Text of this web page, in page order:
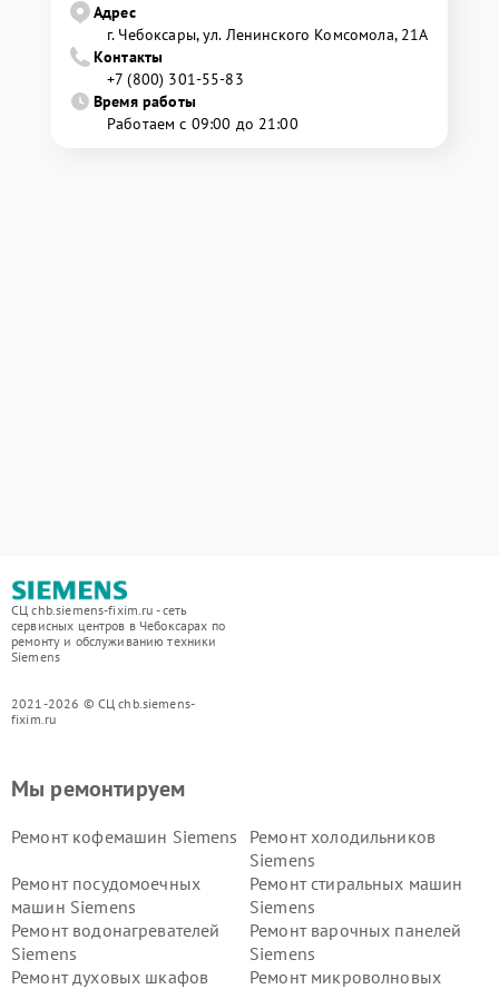
Адрес
г. Чебоксары, ул. Ленинского Комсомола, 21А
Контакты
+7 (800) 301-55-83
Время работы
Работаем с 09:00 до 21:00
СЦ chb.siemens-fixim.ru - сеть
сервисных центров в Чебоксарах по
ремонту и обслуживанию техники
Siemens
2021-2026 © СЦ chb.siemens-
fixim.ru
Мы ремонтируем
Ремонт кофемашин Siemens
Ремонт холодильников
Siemens
Ремонт посудомоечных
машин Siemens
Ремонт стиральных машин
Siemens
Ремонт водонагревателей
Siemens
Ремонт варочных панелей
Siemens
Ремонт духовых шкафов
Ремонт микроволновых